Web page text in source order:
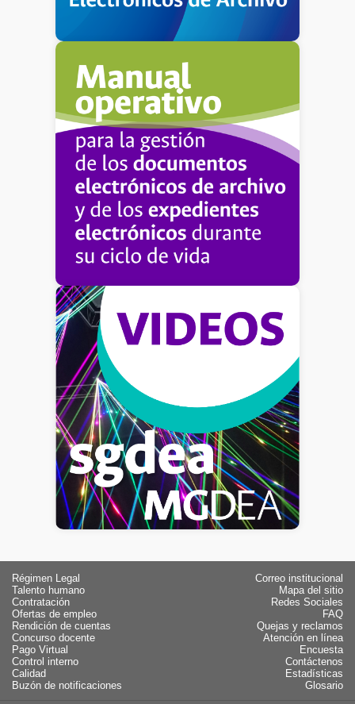
Régimen Legal
Talento humano
Contratación
Ofertas de empleo
Rendición de cuentas
Concurso docente
Pago Virtual
Control interno
Calidad
Buzón de notificaciones
Correo institucional
Mapa del sitio
Redes Sociales
FAQ
Quejas y reclamos
Atención en línea
Encuesta
Contáctenos
Estadísticas
Glosario